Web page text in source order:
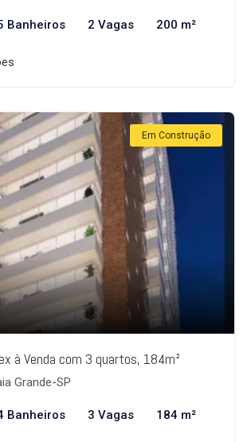
Banheiros 2 Vagas 200 m²
Em Construção
à Venda com 3 quartos, 184m²
Grande-SP
Banheiros 3 Vagas 184 m²